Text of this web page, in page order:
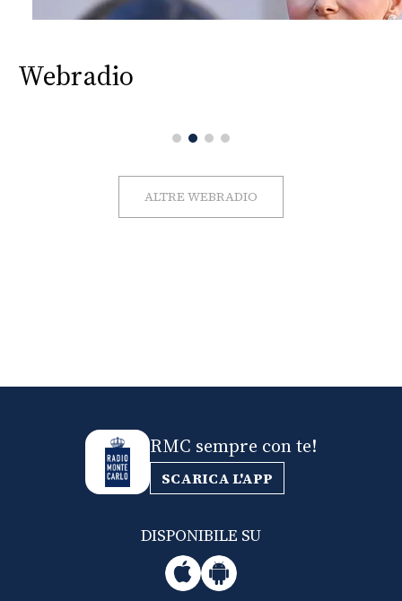
Webradio
ALTRE WEBRADIO
RMC sempre con te!
SCARICA L'APP
DISPONIBILE SU